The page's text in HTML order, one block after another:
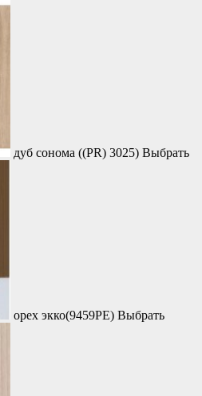
дуб сонома ((PR) 3025) Выбрать
орех экко(9459PE) Выбрать